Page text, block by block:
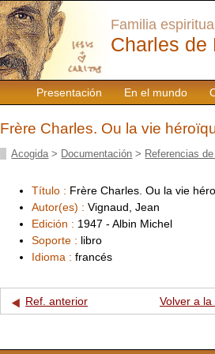
Presentación En el mundo
Familia espiritual
Charles de
Frère Charles. Ou la vie
Acogida > Documentación > Referencias
Título : Frère Charles. Ou la vie
Autor(es) : Vignaud, Jean
Edición : 1947 - Albin Michel
Soporte : libro
Idioma : francés
Ref. anterior Volver a la